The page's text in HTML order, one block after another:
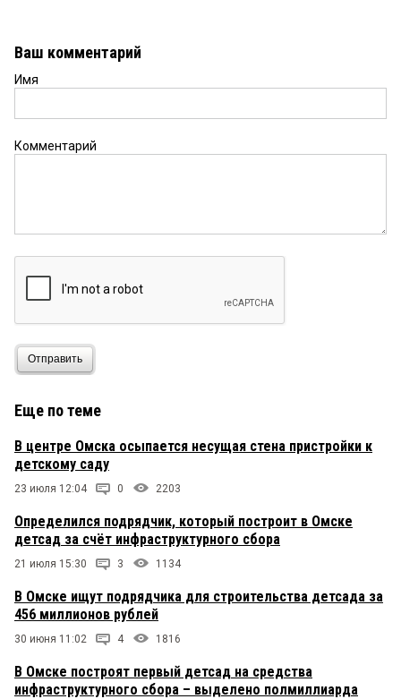
Ваш комментарий
Имя
Комментарий
Отправить
Еще по теме
В центре Омска осыпается несущая стена пристройки к
детскому саду
23 июля 12:04 0 2203
Определился подрядчик, который построит в Омске
детсад за счёт инфраструктурного сбора
21 июля 15:30 3 1134
В Омске ищут подрядчика для строительства детсада за
456 миллионов рублей
30 июня 11:02 4 1816
В Омске построят первый детсад на средства
инфраструктурного сбора – выделено полмиллиарда